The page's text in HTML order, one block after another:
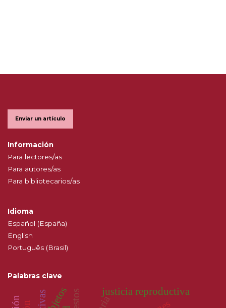
Enviar un artículo
Información
Para lectores/as
Para autores/as
Para bibliotecarios/as
Idioma
Español (España)
English
Português (Brasil)
Palabras clave
justicia reproductiva
objetos